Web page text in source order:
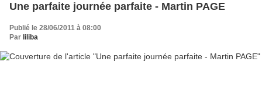
Une parfaite journée parfaite - Martin PAGE
Publié le 28/06/2011 à 08:00
Par liliba